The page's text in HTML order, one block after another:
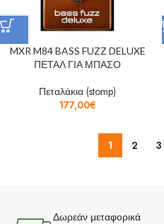
MXR M84 BASS FUZZ DELUXE
ΠΕΤΑΛ ΓΙΑ ΜΠΑΣΟ
Πεταλάκια (stomp)
177,00€
1 2 3
Δωρεάν μεταφορικά